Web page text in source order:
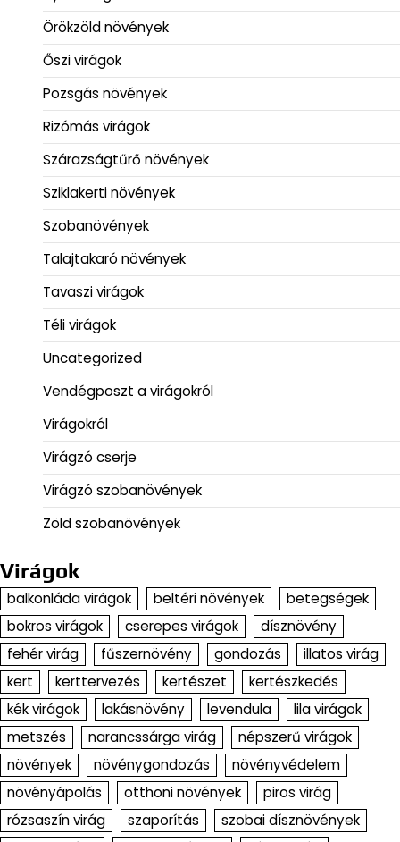
Örökzöld növények
Őszi virágok
Pozsgás növények
Rizómás virágok
Szárazságtűrő növények
Sziklakerti növények
Szobanövények
Talajtakaró növények
Tavaszi virágok
Téli virágok
Uncategorized
Vendégposzt a virágokról
Virágokról
Virágzó cserje
Virágzó szobanövények
Zöld szobanövények
Virágok
balkonláda virágok beltéri növények
betegségek
bokros virágok
cserepes virágok
dísznövény
fehér virág
fűszernövény gondozás
illatos virág
kert
kerttervezés kertészet
kertészkedés
kék virágok
lakásnövény levendula
lila virágok
metszés
narancssárga virág
népszerű virágok
növények
növénygondozás
növényvédelem
növényápolás
otthoni növények
piros virág
rózsaszín virág
szaporítás
szobai dísznövények